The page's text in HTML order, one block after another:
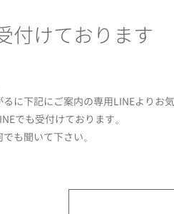
付けております
に下記にご案内の専用LINEよりお
でも受付けております。
も聞いて下さい。